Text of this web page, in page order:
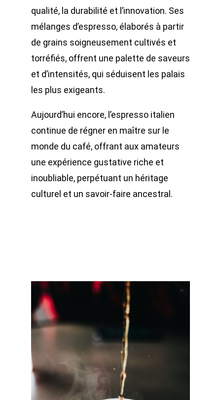
qualité, la durabilité et l’innovation. Ses
mélanges d’espresso, élaborés à partir
de grains soigneusement cultivés et
torréfiés, offrent une palette de saveurs
et d’intensités, qui séduisent les palais
les plus exigeants.
Aujourd’hui encore, l’espresso italien
continue de régner en maître sur le
monde du café, offrant aux amateurs
une expérience gustative riche et
inoubliable, perpétuant un héritage
culturel et un savoir-faire ancestral.